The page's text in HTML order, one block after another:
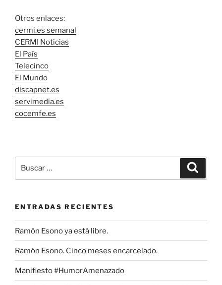
Otros enlaces:
cermi.es semanal
CERMI Noticias
El País
Telecinco
El Mundo
discapnet.es
servimedia.es
cocemfe.es
por:
ENTRADAS RECIENTES
Ramón Esono ya está libre.
Ramón Esono. Cinco meses encarcelado.
Manifiesto #HumorAmenazado